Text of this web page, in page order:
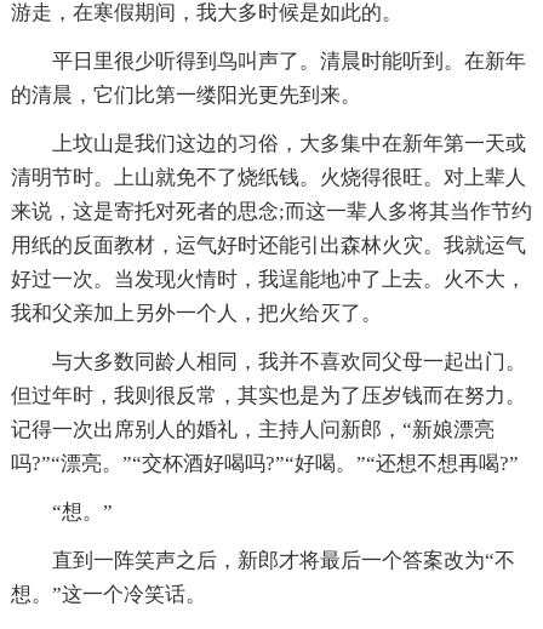
游走，在寒假期间，我大多时候是如此的。
平日里很少听得到鸟叫声了。清晨时能听到。在新年
的清晨，它们比第一缕阳光更先到来。
上坟山是我们这边的习俗，大多集中在新年第一天或
清明节时。上山就免不了烧纸钱。火烧得很旺。对上辈人
来说，这是寄托对死者的思念;而这一辈人多将其当作节约
用纸的反面教材，运气好时还能引出森林火灾。我就运气
好过一次。当发现火情时，我逞能地冲了上去。火不大，
我和父亲加上另外一个人，把火给灭了。
与大多数同龄人相同，我并不喜欢同父母一起出门。
但过年时，我则很反常，其实也是为了压岁钱而在努力。
记得一次出席别人的婚礼，主持人问新郎，“新娘漂亮
吗?”“漂亮。”“交杯酒好喝吗?”“好喝。”“还想不想再喝?”
“想。”
直到一阵笑声之后，新郎才将最后一个答案改为“不
想。”这一个冷笑话。